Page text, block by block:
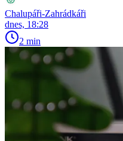
Chalupáři-Zahrádkáři
dnes, 18:28
2 min